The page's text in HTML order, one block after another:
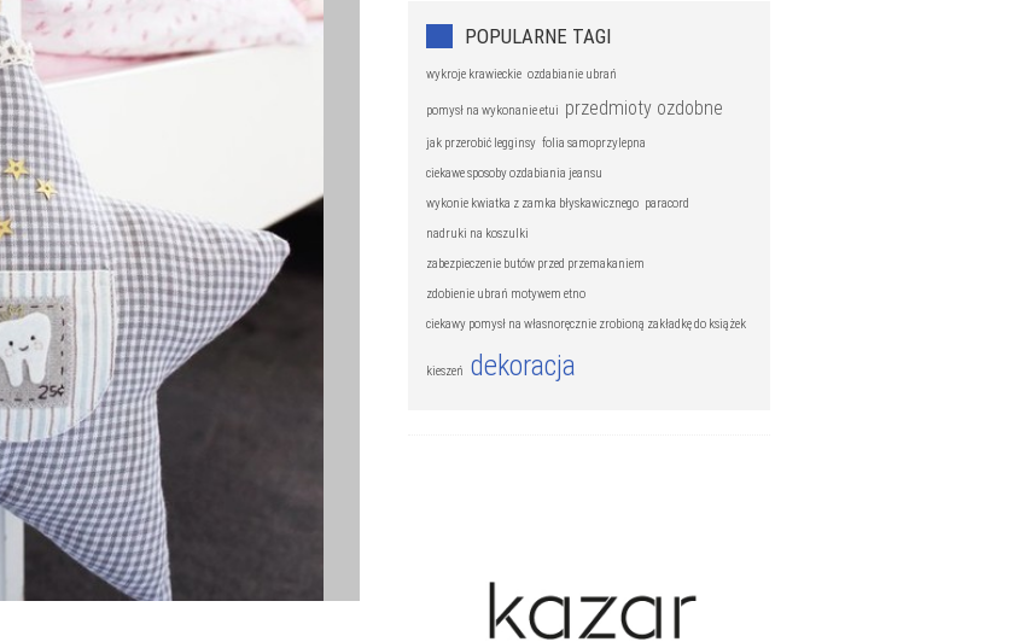
POPULARNE TAGI
wykroje krawieckie ozdabianie ubrań
pomysł na wykonanie etui przedmioty ozdobne
jak przerobić legginsy folia samoprzylepna
ciekawe sposoby ozdabiania jeansu
wykonie kwiatka z zamka błyskawicznego paracord
nadruki na koszulki
zabezpieczenie butów przed przemakaniem
zdobienie ubrań motywem etno
ciekawy pomysł na własnoręcznie zrobioną zakładkę do książek
kieszeń dekoracja